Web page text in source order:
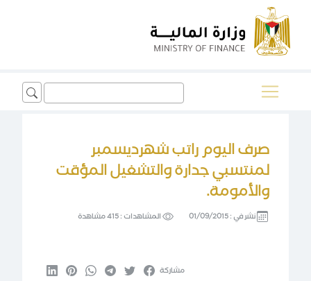
Search
for:
صرف اليوم راتب شهرديسمبر
لمنتسبي جدارة والتشغيل المؤقت
والأمومة.
نشر في :01/09/2015 المشاهدات :415 مشاهدة
مشاركة